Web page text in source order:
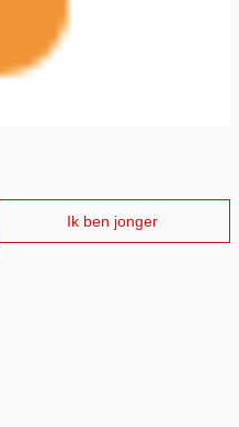
Ik ben jonger